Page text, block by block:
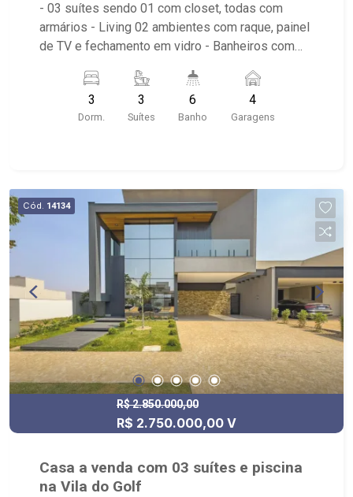
- 03 suítes sendo 01 com closet, todas com
armários - Living 02 ambientes com raque, painel
de TV e fechamento em vidro - Banheiros com
Office / Brinquedoteca - Lavabo - Cozinha
Tradicional com armários - Despensa - Área de
serviço - Espaço Gourmet com churrasqueira e
02 cobertas - Condomínio: Portaria 24hrs, Campo
de Futebol, Playground, Quadra de Tênis -
Localizado próximo aos Colégios Concept e
Sabin, Shopping Iguatemi, Cenourão, Pão de
3
Dorm.
3
Suítes
6
Banho
4
Garagens
Cód. 14134
R$ 2.850.000,00
R$ 2.750.000,00 V
Casa a venda com 03 suítes e piscina
na Vila do Golf